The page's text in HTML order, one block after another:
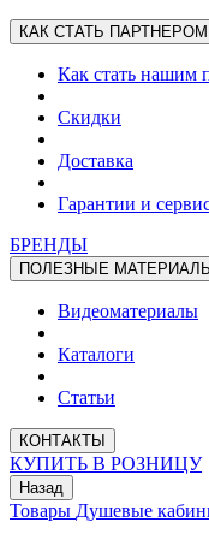
КАК СТАТЬ ПАРТНЕРОМ
Как стать нашим
Скидки
Доставка
Гарантии и
БРЕНДЫ
ПОЛЕЗНЫЕ МАТЕРИАЛЫ
Видеоматериалы
Каталоги
Статьи
КОНТАКТЫ
КУПИТЬ В РОЗНИЦУ
Назад
Товары Душевые